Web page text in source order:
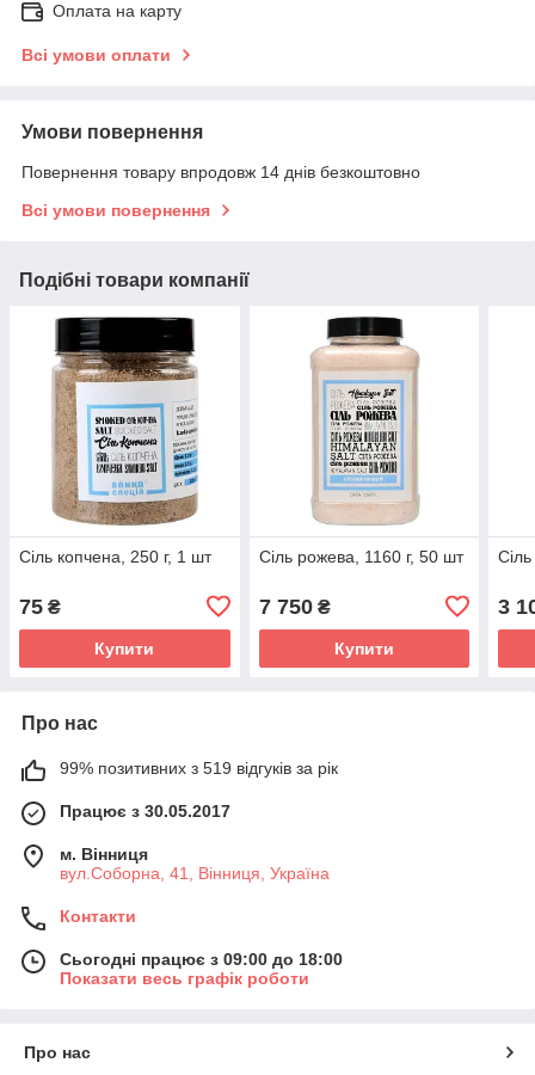
Оплата на карту
Всі умови оплати
Умови повернення
Повернення товару впродовж 14 днів безкоштовно
Всі умови повернення
Подібні товари компанії
Сіль копчена, 250 г, 1 шт
75 ₴
Купити
Сіль рожева, 1160 г, 50 шт
7 750₴
Купити
3
Про нас
99% позитивних з 519 відгуків за рік
Працює з 30.05.2017
м. Вінниця
вул.Соборна, 41, Вінниця, Україна
Контакти
Сьогодні працює з 09:00 до 18:00
Показати весь графік роботи
Про нас